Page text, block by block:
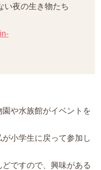
夜の生き物たち
や水族館がイベントを
小学生に戻って参加し
ですので、興味がある